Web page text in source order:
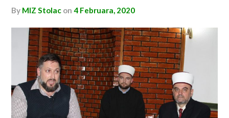
by MIZ Stolac on4 Februara, 2020